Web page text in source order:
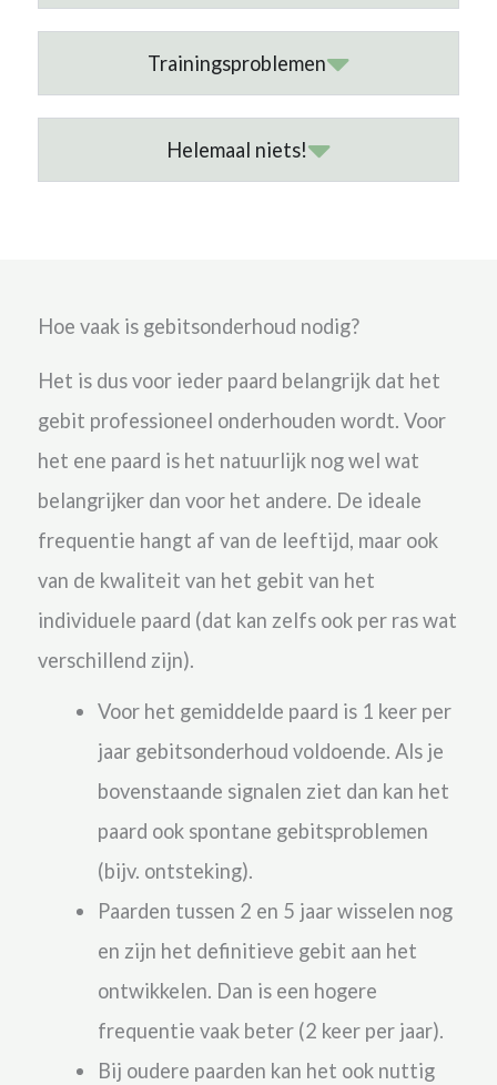
Trainingsproblemen
Helemaal niets!
Hoe vaak is gebitsonderhoud nodig?
Het is dus voor ieder paard belangrijk dat het
gebit professioneel onderhouden wordt. Voor
het ene paard is het natuurlijk nog wel wat
belangrijker dan voor het andere. De ideale
frequentie hangt af van de leeftijd, maar ook
van de kwaliteit van het gebit van het
individuele paard (dat kan zelfs ook per ras wat
verschillend zijn).
Voor het gemiddelde paard is 1 keer per
jaar gebitsonderhoud voldoende. Als je
bovenstaande signalen ziet dan kan het
paard ook spontane gebitsproblemen
(bijv. ontsteking).
Paarden tussen 2 en 5 jaar wisselen nog
en zijn het definitieve gebit aan het
ontwikkelen. Dan is een hogere
frequentie vaak beter (2 keer per jaar).
Bij oudere paarden kan het ook nuttig